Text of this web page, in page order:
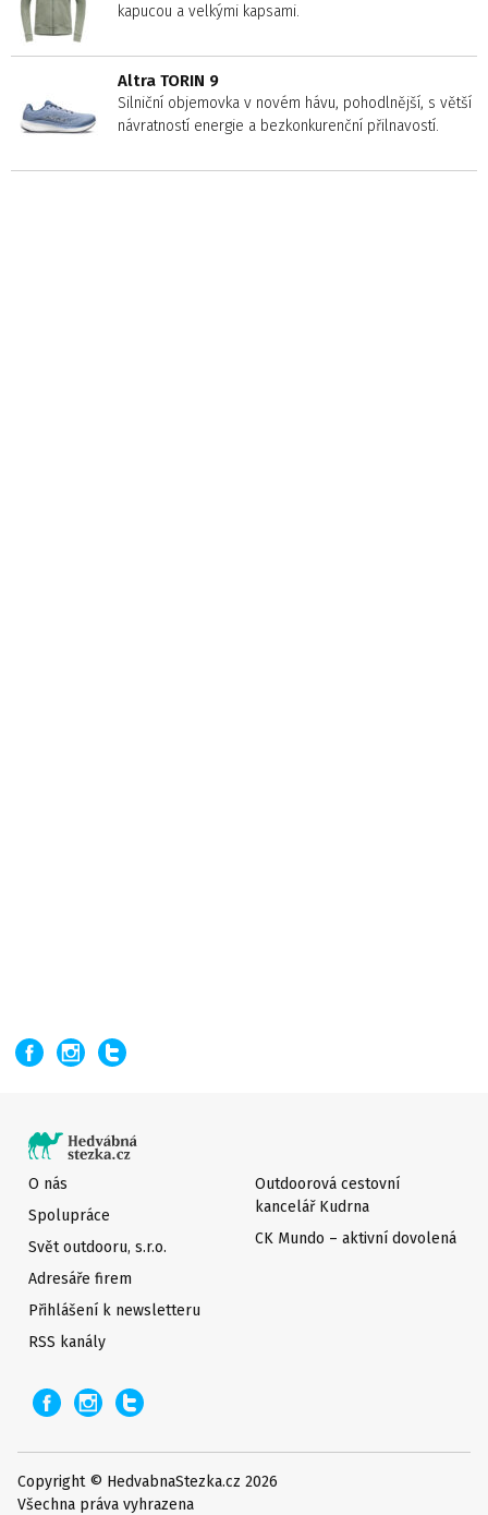
kapucou a velkými kapsami.
Altra TORIN 9
Silniční objemovka v novém hávu, pohodlnější, s větší
návratností energie a bezkonkurenční přilnavostí.
O nás
Spolupráce
Svět outdooru, s.r.o.
Adresáře firem
Přihlášení k newsletteru
Outdoorová cestovní
kancelář Kudrna
CK Mundo – aktivní dovolená
RSS kanály
Copyright © HedvabnaStezka.cz 2026
Všechna práva vyhrazena